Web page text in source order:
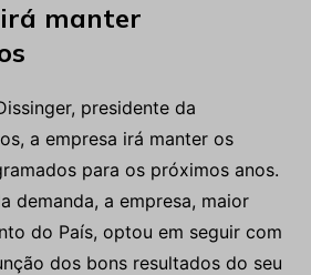
manter
presidente da
a empresa irá manter os
para os próximos anos.
demanda, a empresa, maior
do País, optou em seguir com
dos bons resultados do seu